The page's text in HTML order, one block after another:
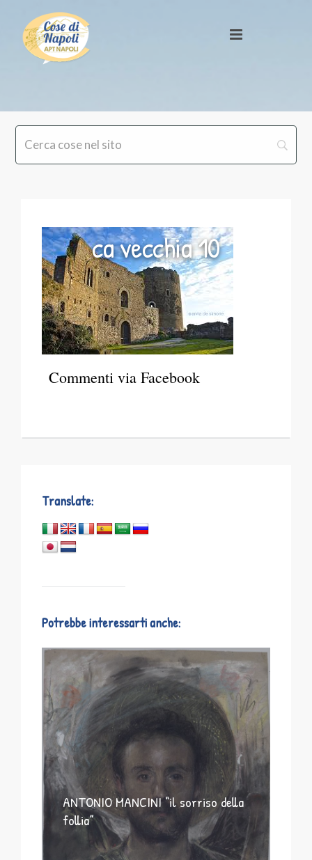
ca vecchia 10
Commenti via Facebook
Translate:
Potrebbe interessarti anche:
ANTONIO MANCINI “il sorriso della
follia”